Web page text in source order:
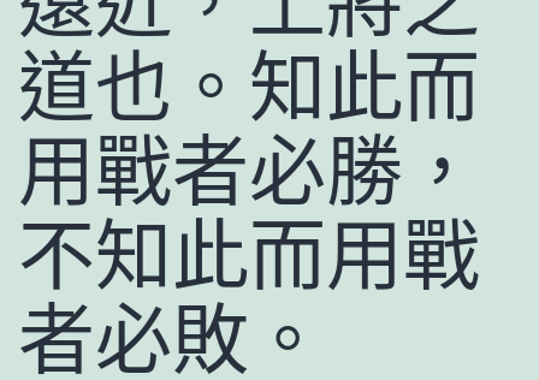
道也。知此而
用戰者必勝，
不知此而用戰
者必敗。